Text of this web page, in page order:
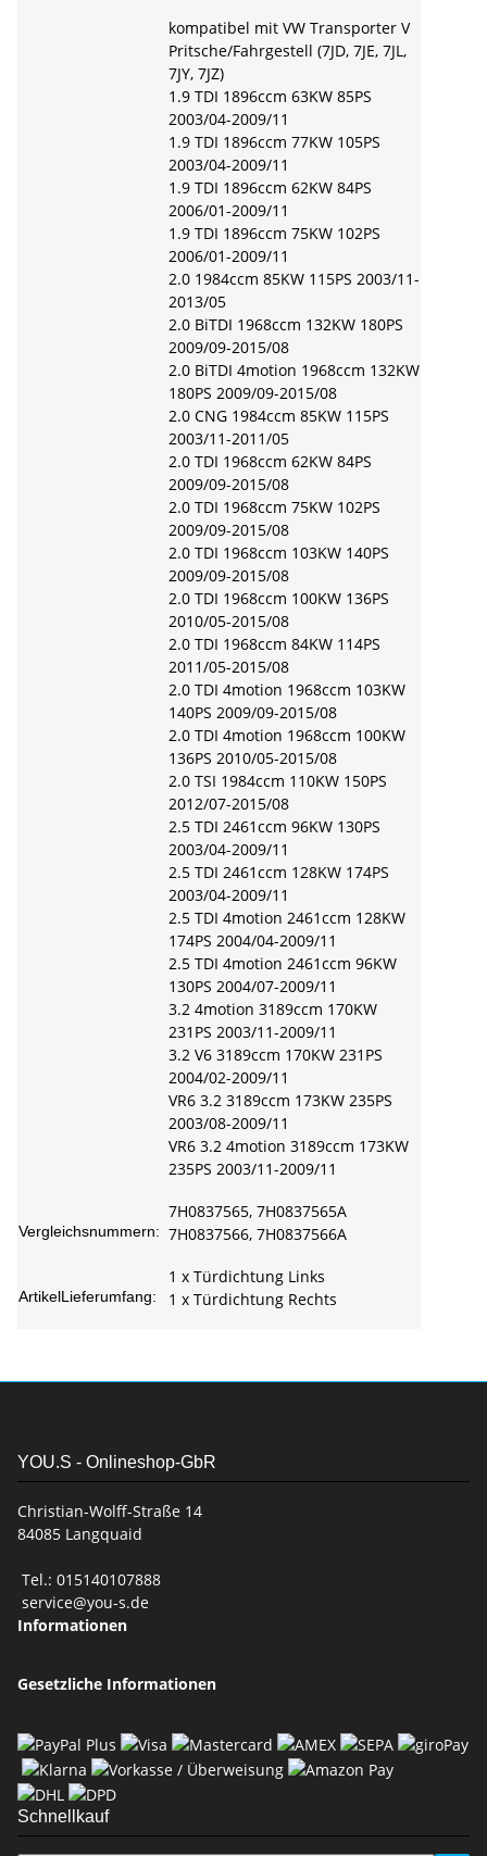
kompatibel mit VW Transporter V
Pritsche/Fahrgestell (7JD, 7JE, 7JL,
7JY, 7JZ)
1.9 TDI 1896ccm 63KW 85PS
2003/04-2009/11
1.9 TDI 1896ccm 77KW 105PS
2003/04-2009/11
1.9 TDI 1896ccm 62KW 84PS
2006/01-2009/11
1.9 TDI 1896ccm 75KW 102PS
2006/01-2009/11
2.0 1984ccm 85KW 115PS 2003/11-
2013/05
2.0 BiTDI 1968ccm 132KW 180PS
2009/09-2015/08
2.0 BiTDI 4motion 1968ccm 132KW
180PS 2009/09-2015/08
2.0 CNG 1984ccm 85KW 115PS
2003/11-2011/05
2.0 TDI 1968ccm 62KW 84PS
2009/09-2015/08
2.0 TDI 1968ccm 75KW 102PS
2009/09-2015/08
2.0 TDI 1968ccm 103KW 140PS
2009/09-2015/08
2.0 TDI 1968ccm 100KW 136PS
2010/05-2015/08
2.0 TDI 1968ccm 84KW 114PS
2011/05-2015/08
2.0 TDI 4motion 1968ccm 103KW
140PS 2009/09-2015/08
2.0 TDI 4motion 1968ccm 100KW
136PS 2010/05-2015/08
2.0 TSI 1984ccm 110KW 150PS
2012/07-2015/08
2.5 TDI 2461ccm 96KW 130PS
2003/04-2009/11
2.5 TDI 2461ccm 128KW 174PS
2003/04-2009/11
2.5 TDI 4motion 2461ccm 128KW
174PS 2004/04-2009/11
2.5 TDI 4motion 2461ccm 96KW
130PS 2004/07-2009/11
3.2 4motion 3189ccm 170KW
231PS 2003/11-2009/11
3.2 V6 3189ccm 170KW 231PS
2004/02-2009/11
VR6 3.2 3189ccm 173KW 235PS
2003/08-2009/11
VR6 3.2 4motion 3189ccm 173KW
235PS 2003/11-2009/11
Vergleichsnummern:
7H0837565, 7H0837565A
7H0837566, 7H0837566A
ArtikelLieferumfang:
1 x Türdichtung Links
1 x Türdichtung Rechts
YOU.S - Onlineshop-GbR
Christian-Wolff-Straße 14
84085 Langquaid
Tel.: 015140107888
service@you-s.de
Informationen
Gesetzliche Informationen
Schnellkauf